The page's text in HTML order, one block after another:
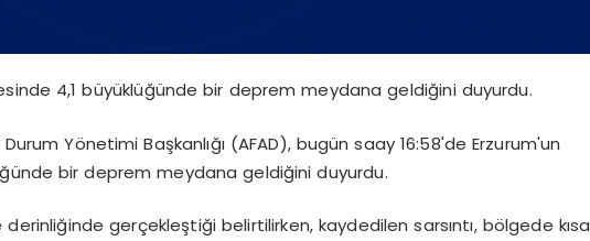
4,1 büyüklüğünde bir deprem meydana geldiğini duyurdu.
Yönetimi Başkanlığı (AFAD), bugün saay 16:58'de Erzurum'un
bir deprem meydana geldiğini duyurdu.
gerçekleştiği belirtilirken, kaydedilen sarsıntı, bölgede kısa